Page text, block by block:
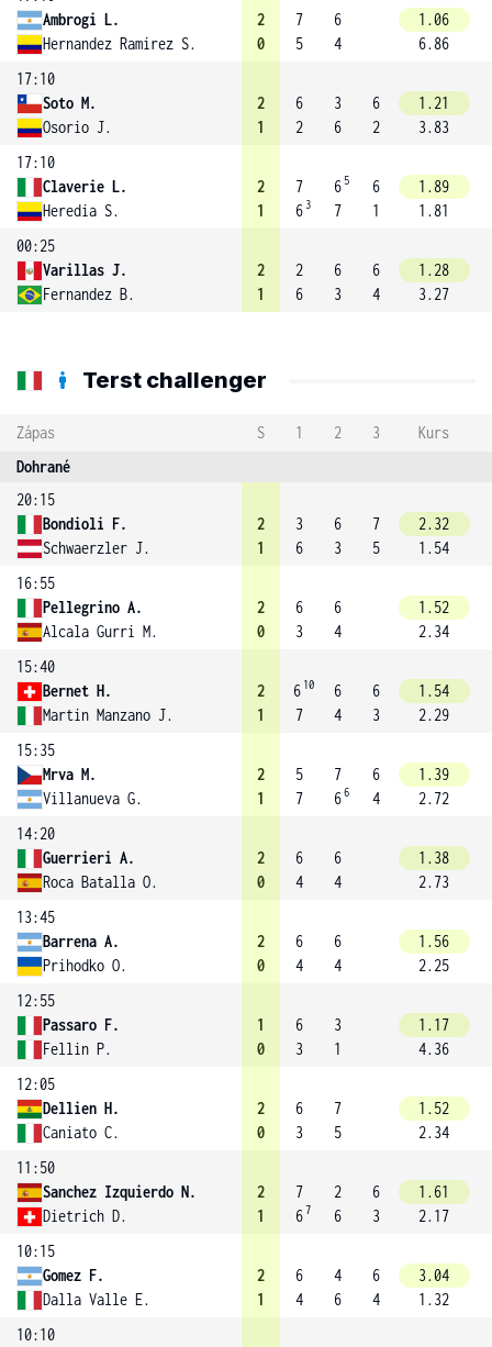
Ambrogi L.
Hernandez Ramirez S.
2
0
7
5
6
4
1.06
6.86
17:10
Soto M.
Osorio J.
2
1
6
2
3
6
6
2
1.21
3.83
17:10
Claverie L.
Heredia S.
2
1
7
6 3
6 5
7
6
1
1.89
1.81
00:25
Varillas J.
Fernandez B.
2
1
2
6
6
3
6
4
1.28
3.27
Terst challenger
Zápas S 1 2 3
Kurs
Dohrané
20:15
Bondioli F.
Schwaerzler J.
2
1
3
6
6
3
7
5
2.32
1.54
16:55
Pellegrino A.
Alcala Gurri M.
2
0
6
3
6
4
1.52
2.34
15:40
Bernet H.
Martin Manzano J.
2
1
6 10
7
6
4
6
3
1.54
2.29
15:35
Mrva M.
Villanueva G.
2
1
5
7
7
66
6
4
1.39
2.72
14:20
Guerrieri A.
Roca Batalla O.
2
0
6
4
6
4
1.38
2.73
13:45
Barrena A.
Prihodko O.
2
0
6
4
6
4
1.56
2.25
12:55
Passaro F.
Fellin P.
1
0
6
3
3
1
1.17
4.36
12:05
Dellien H.
Caniato C.
2
0
6
3
7
5
1.52
2.34
11:50
Sanchez Izquierdo N.
Dietrich D.
2
1
7
67
2
6
6
3
1.61
2.17
10:15
Gomez F.
Dalla Valle E.
2
1
6
4
4
6
6
4
3.04
1.32
10:10